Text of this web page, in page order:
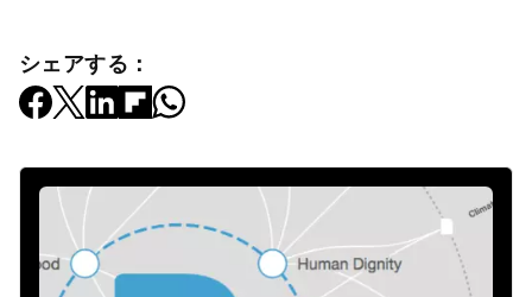
シェアする：